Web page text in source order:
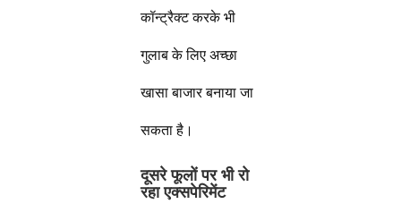
कॉन्ट्रैक्ट करके भी
गुलाब के लिए अच्छा
खासा बाजार बनाया जा
सकता है।
दूसरे फूलों पर भी रो
रहा एक्सपेरिमेंट